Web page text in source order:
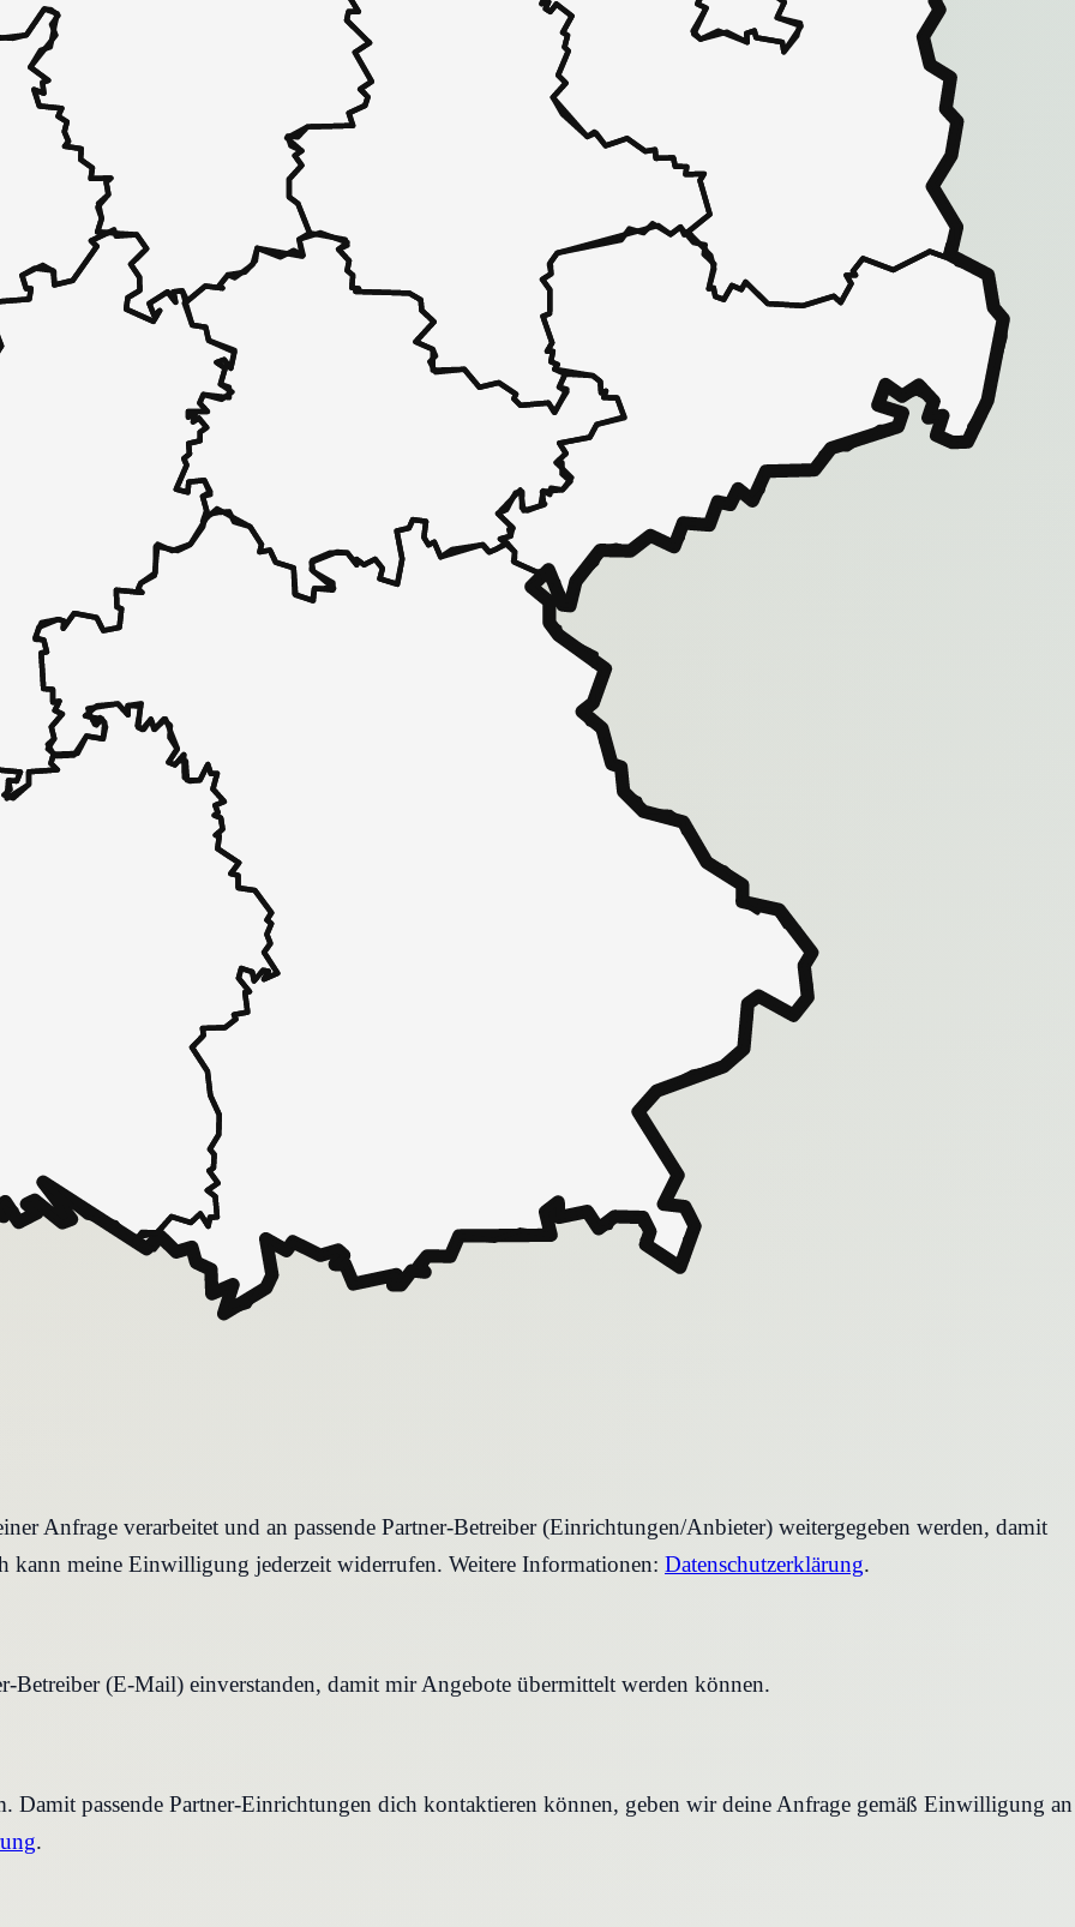
Anfrage verarbeitet und an passende Partner-Betreiber (Einrichtungen/Anbieter) weitergegeben werden, damit
kann meine Einwilligung jederzeit widerrufen. Weitere Informationen: Datenschutzerklärung.
Betreiber (E-Mail) einverstanden, damit mir Angebote übermittelt werden können.
passende Partner-Einrichtungen dich kontaktieren können, geben wir deine Anfrage gemäß Einwilligung an
.